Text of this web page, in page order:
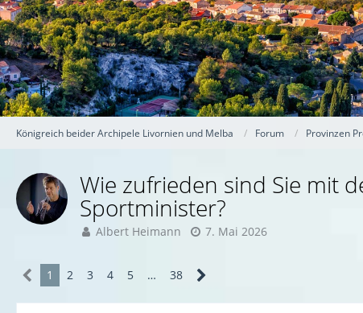
Königreich beider Archipele Livornien und Melba Forum Provinzen
Wie zufrieden sind Sie mit
Sportminister?
Albert Heimann 7. Mai 2026
1 2 3 4 5 … 38